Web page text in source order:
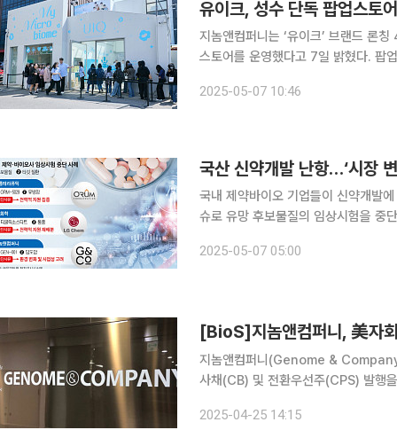
유이크, 성수 단독 팝업스
지놈앤컴퍼니는 ‘유이크’ 브랜드 론
스토어를 운영했다고 7일 밝혔다. 팝업스토어에서는 독자적인 스킨 마이크로바이옴 성분의 가치를
바이어 등을 포함한 6000여 명이 방
2025-05-07 10:46
국산 신약개발 난항…‘시장
국내 제약바이오 기업들이 신약개발
슈로 유망 후보물질의 임상시험을 중
최근 오름테라퓨틱스, LG화학, 지놈
2025-05-07 05:00
[BioS]지놈앤컴퍼니, 美자
지놈앤컴퍼니(Genome &
사채(CB) 및 전환우선주(CPS) 발행
상으로 이번 CB, CPS를 발행했다. 지
2025-04-25 14:15